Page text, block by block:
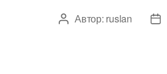
Автор
Автор: ruslan